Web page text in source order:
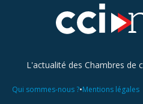
L'actualité des Chambres de
Qui sommes-nous ?•Mentions légales